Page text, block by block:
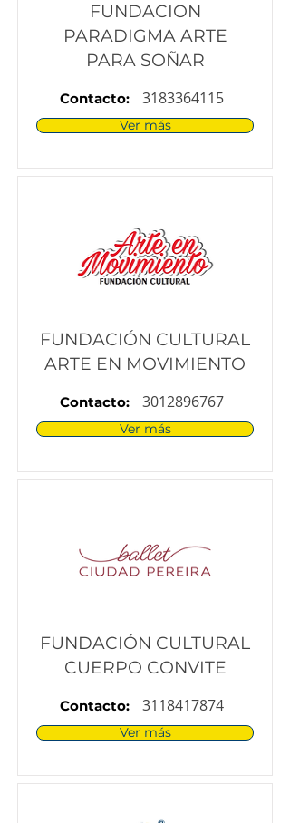
FUNDACION
PARADIGMA ARTE
PARA SOÑAR
Contacto: 3183364115
Ver más
FUNDACIÓN CULTURAL
ARTE EN MOVIMIENTO
Contacto: 3012896767
Ver más
FUNDACIÓN CULTURAL
CUERPO CONVITE
Contacto: 3118417874
Ver más